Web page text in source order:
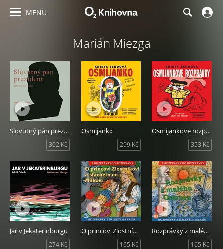
MENU
Marián Miezga
Slovutný pán prezident
302 Kč
Osmijanko
299 Kč
Osmijankove rozprávky
353 Kč
Jar v Jekaterinburgu
274 Kč
O princovi Zlostníkovi a šľachetnom Milkovi
165 Kč
Rozprávky z malého ostrova
165 Kč